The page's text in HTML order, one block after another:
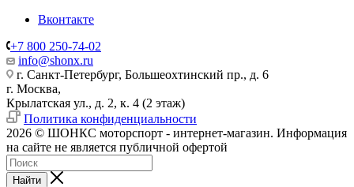
Вконтакте
+7 800 250-74-02
info@shonx.ru
г. Санкт-Петербург, Большеохтинский пр., д. 6
г. Москва,
Крылатская ул., д. 2, к. 4 (2 этаж)
Политика конфиденциальности
2026 © ШОНКС моторспорт - интернет-магазин. Информация
на сайте не является публичной офертой
Найти